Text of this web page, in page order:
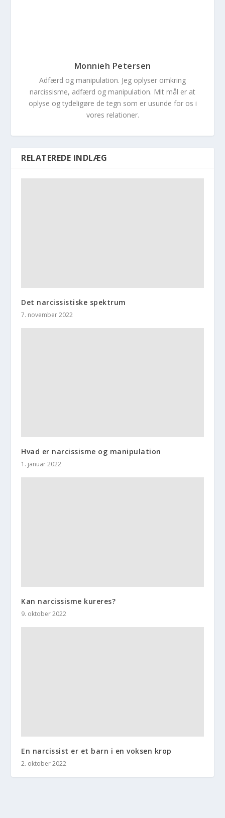
Monnieh Petersen
Adfærd og manipulation. Jeg oplyser omkring
narcissisme, adfærd og manipulation. Mit mål er at
oplyse og tydeligøre de tegn som er usunde for os i
vores relationer.
RELATEREDE INDLÆG
Det narcissistiske spektrum
7. november 2022
Hvad er narcissisme og manipulation
1. januar 2022
Kan narcissisme kureres?
9. oktober 2022
En narcissist er et barn i en voksen krop
2. oktober 2022